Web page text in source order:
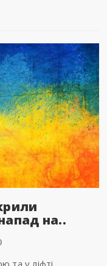
на..
та у ліфті